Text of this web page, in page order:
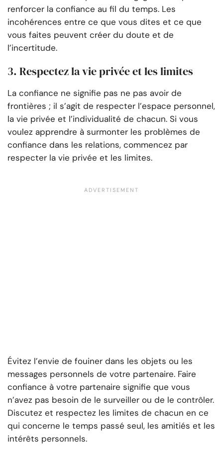
renforcer la confiance au fil du temps. Les
incohérences entre ce que vous dites et ce que
vous faites peuvent créer du doute et de
l’incertitude.
3. Respectez la vie privée et les limites
La confiance ne signifie pas ne pas avoir de
frontières ; il s’agit de respecter l’espace personnel,
la vie privée et l’individualité de chacun. Si vous
voulez apprendre à surmonter les problèmes de
confiance dans les relations, commencez par
respecter la vie privée et les limites.
Évitez l’envie de fouiner dans les objets ou les
messages personnels de votre partenaire. Faire
confiance à votre partenaire signifie que vous
n’avez pas besoin de le surveiller ou de le contrôler.
Discutez et respectez les limites de chacun en ce
qui concerne le temps passé seul, les amitiés et les
intérêts personnels.